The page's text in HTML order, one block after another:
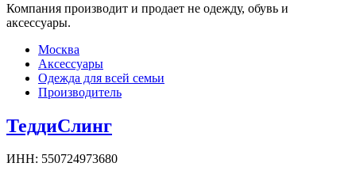
Компания производит и продает не одежду, обувь и
аксессуары.
Москва
Аксессуары
Одежда для всей семьи
Производитель
ТеддиСлинг
ИНН: 550724973680